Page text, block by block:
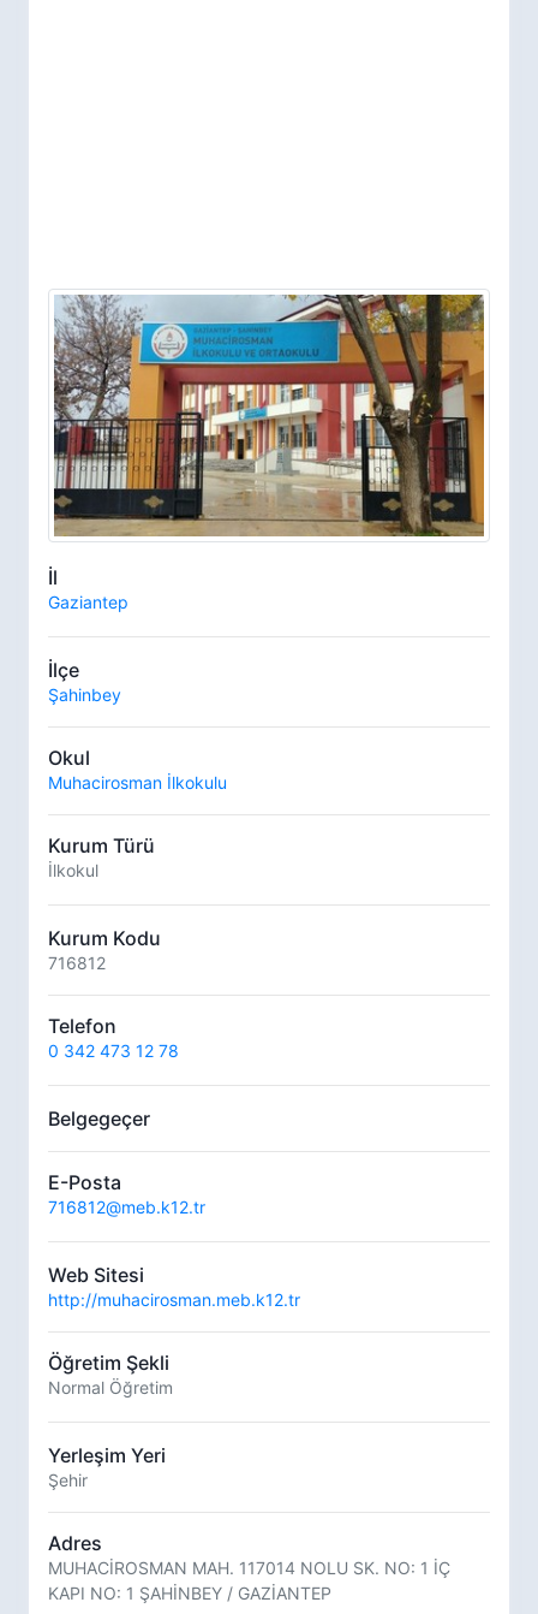
İl
Gaziantep
İlçe
Şahinbey
Okul
Muhacirosman İlkokulu
Kurum Türü
İlkokul
Kurum Kodu
716812
Telefon
0 342 473 12 78
Belgegeçer
E-Posta
716812@meb.k12.tr
Web Sitesi
http://muhacirosman.meb.k12.tr
Öğretim Şekli
Normal Öğretim
Yerleşim Yeri
Şehir
Adres
MUHACİROSMAN MAH. 117014 NOLU SK. NO: 1 İÇ
KAPI NO: 1 ŞAHİNBEY / GAZİANTEP